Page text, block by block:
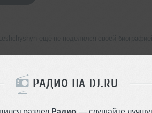
РАДИО НА DJ.RU
раздел Радио — слушайте